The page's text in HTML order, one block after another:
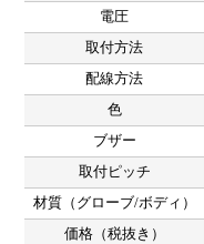
電圧
取付方法
配線方法
色
ブザー
取付ピッチ
材質（グローブ/ボディ）
価格（税抜き）